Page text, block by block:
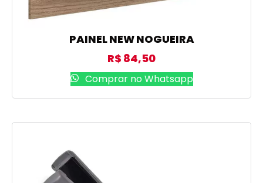
PAINEL NEW NOGUEIRA
R$ 84,50
Comprar no Whatsapp